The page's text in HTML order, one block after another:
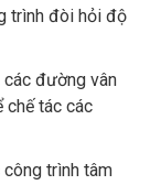
trình đòi hỏi độ
các đường vân
tác các
trình tâm